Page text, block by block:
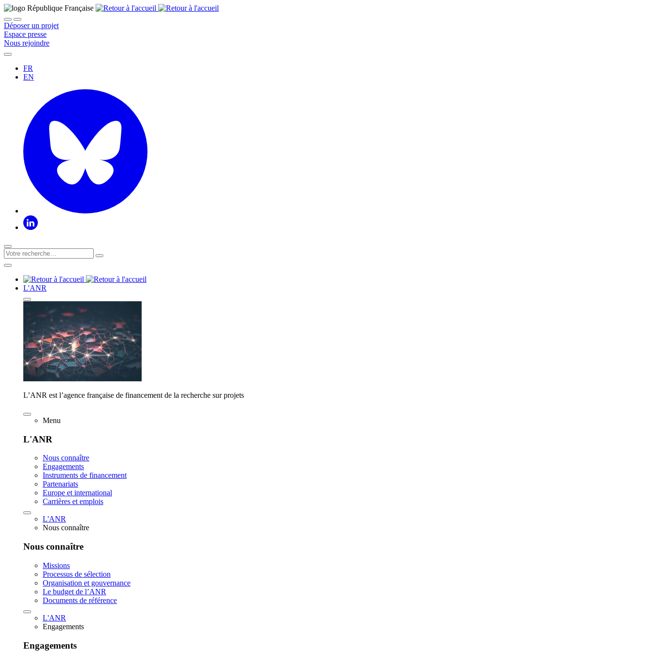
Déposer un projet
Espace presse
Nous rejoindre
FR
EN
L'ANR
L’ANR est l’agence française de financement de la recherche sur projets
Menu
L'ANR
Nous connaître
Engagements
Instruments de financement
Partenariats
Europe et international
Carrières et emplois
L'ANR
Nous connaître
Nous connaître
Missions
Processus de sélection
Organisation et gouvernance
Le budget de l’ANR
Documents de référence
L'ANR
Engagements
Engagements